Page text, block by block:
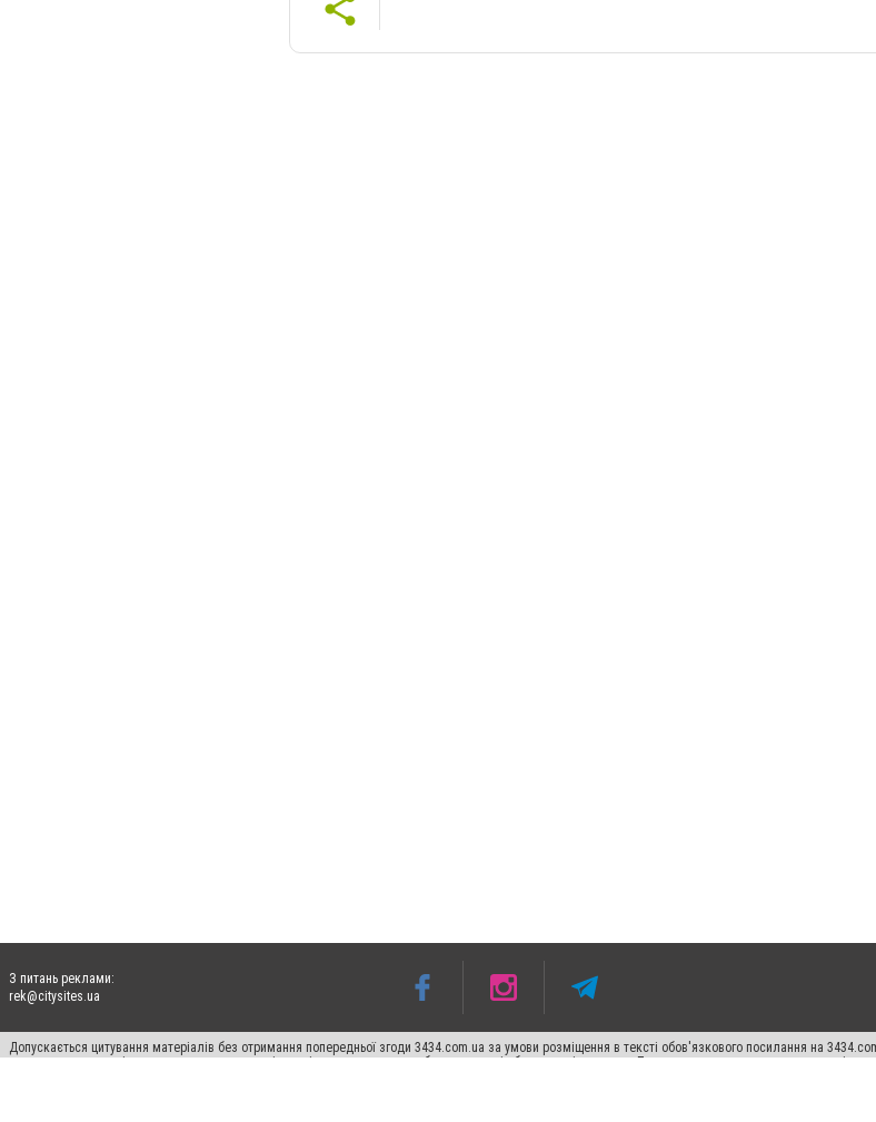
З питань реклами:
rek@citysites.ua
Допускається цитування матеріалів без отримання попередньої згоди 3434.com.ua за умови розміщення в тексті обов'язкового посилання на
пошукових систем гіперпосилання на цитовані статті не нижче другого абзацу в тексті або в якості джерела. Порушення виняткових прав